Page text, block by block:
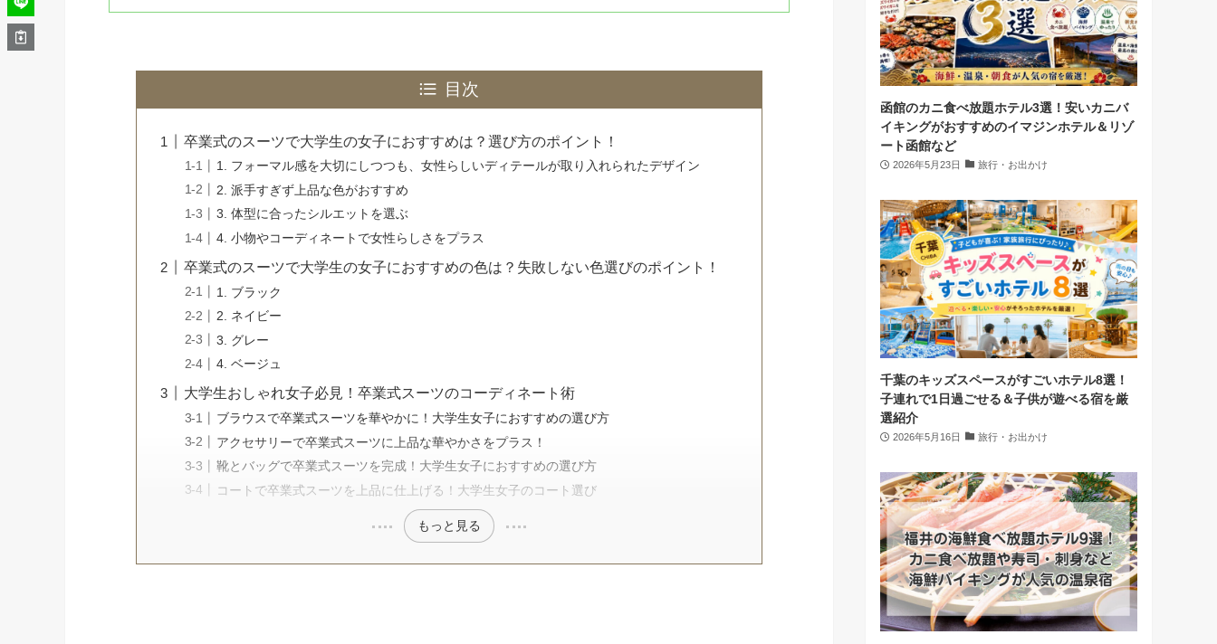
目次
卒業式のスーツで大学生の女子におすすめは？選び方のポイント！
1. フォーマル感を大切にしつつも、女性らしいディテールが取り入れられたデザイン
2. 派手すぎず上品な色がおすすめ
3. 体型に合ったシルエットを選ぶ
4. 小物やコーディネートで女性らしさをプラス
卒業式のスーツで大学生の女子におすすめの色は？失敗しない色選びのポイント！
1. ブラック
2. ネイビー
3. グレー
4. ベージュ
大学生おしゃれ女子必見！卒業式スーツのコーディネート術
ブラウスで卒業式スーツを華やかに！大学生女子におすすめの選び方
アクセサリーで卒業式スーツに上品な華やかさをプラス！
靴とバッグで卒業式スーツを完成！大学生女子におすすめの選び方
コートで卒業式スーツを上品に仕上げる！大学生女子のコート選び
もっと見る
函館のカニ食べ放題ホテル3選！安いカニバ
イキングがおすすめのイマジンホテル＆リゾ
ート函館など
2026年5月23日 旅行・お出かけ
千葉のキッズスペースがすごいホテル8選！
子連れで1日過ごせる＆子供が遊べる宿を厳
選紹介
2026年5月16日 旅行・お出かけ